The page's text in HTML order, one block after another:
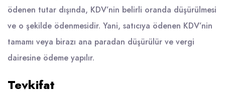
ödenen tutar dışında, KDV’nin belirli oranda düşürülmesi
ve o şekilde ödenmesidir. Yani, satıcıya ödenen KDV’nin
tamamı veya birazı ana paradan düşürülür ve vergi
dairesine ödeme yapılır.
Tevkifat